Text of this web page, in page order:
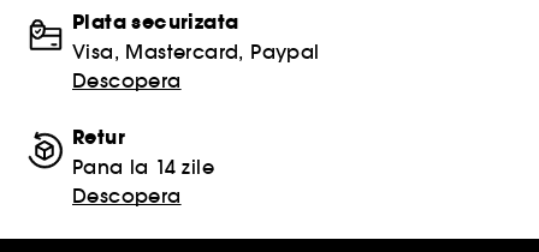
Plata securizata
Visa, Mastercard, Paypal
Descopera
Retur
Pana la 14 zile
Descopera